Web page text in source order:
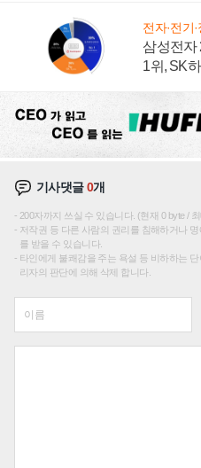
전자·전기
삼성전자
1위, SK
기사댓글0개
200자까지 쓰실 수 있습니다. (현재 0 byte /
저작권 등 다른 사람의 권리를 침해하거나
를 받을 수 있습니다.
타인에게 불쾌감을 주는 욕설 등 비하하는
리자의 판단에 의해 삭제 합니다.